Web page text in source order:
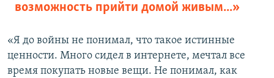
возможность прийти домой живым...»
«Я до войны не понимал, что такое истинные
ценности. Много сидел в интернете, мечтал все
время покупать новые вещи. Не понимал, как